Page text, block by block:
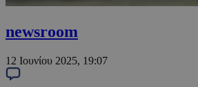
newsroom
12 Ιουνίου 2025, 19:07